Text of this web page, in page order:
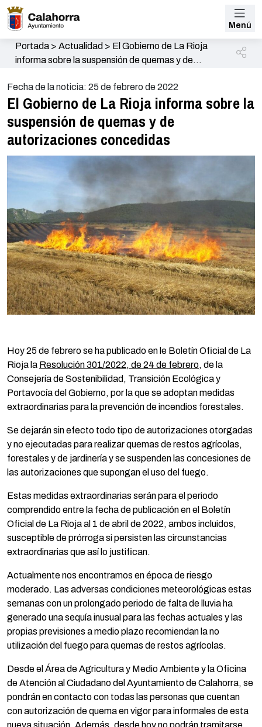
Menú
Portada> Actualidad > El Gobierno de La Rioja
informa sobre la suspensión de quemas y de
Fecha de la noticia: 25 de febrero de 2022
El Gobierno de La Rioja informa sobre la
suspensión de quemas y de
autorizaciones concedidas
Hoy 25 de febrero se ha publicado en le Boletín Oficial de La
Rioja la Resolución 301/2022, de 24 de febrero, de la
Consejería de Sostenibilidad, Transición Ecológica y
Portavocía del Gobierno, por la que se adoptan medidas
extraordinarias para la prevención de incendios forestales.
Se dejarán sin efecto todo tipo de autorizaciones otorgadas
y no ejecutadas para realizar quemas de restos agrícolas,
forestales y de jardinería y se suspenden las concesiones de
las autorizaciones que supongan el uso del fuego.
Estas medidas extraordinarias serán para el periodo
comprendido entre la fecha de publicación en el Boletín
Oficial de La Rioja al 1 de abril de 2022, ambos incluidos,
susceptible de prórroga si persisten las circunstancias
extraordinarias que así lo justifican.
Actualmente nos encontramos en época de riesgo
moderado. Las adversas condiciones meteorológicas estas
semanas con un prolongado periodo de falta de lluvia ha
generado una sequía inusual para las fechas actuales y las
propias previsiones a medio plazo recomiendan la no
utilización del fuego para quemas de restos agrícolas.
Desde el Área de Agricultura y Medio Ambiente y la Oficina
de Atención al Ciudadano del Ayuntamiento de Calahorra, se
pondrán en contacto con todas las personas que cuentan
con autorización de quema en vigor para informales de esta